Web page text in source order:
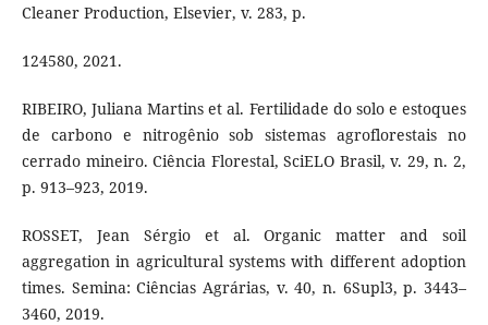
Cleaner Production, Elsevier, v. 283, p.
124580, 2021.
RIBEIRO, Juliana Martins et al. Fertilidade do solo e estoques
de carbono e nitrogênio sob sistemas agroflorestais no
cerrado mineiro. Ciência Florestal, SciELO Brasil, v. 29, n. 2,
p. 913–923, 2019.
ROSSET, Jean Sérgio et al. Organic matter and soil
aggregation in agricultural systems with different adoption
times. Semina: Ciências Agrárias, v. 40, n. 6Supl3, p. 3443–
3460, 2019.